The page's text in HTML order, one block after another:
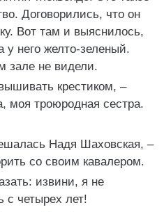
Договорились, что он
Вот там и выяснилось,
у него желто-зеленый.
зале не видели.
крестиком, –
моя троюродная сестра.
Надя Шаховская, –
со своим кавалером.
извини, я не
с четырех лет!